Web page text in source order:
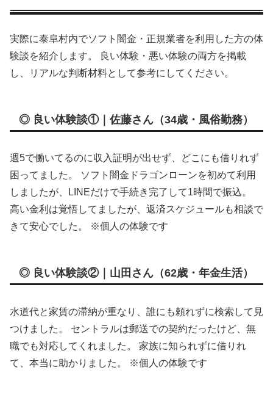
実際に泰阜村内でソフト闇金・正規業者を利用した方の体
験談を紹介します。 良い体験・悪い体験の両方を掲載
し、リアルな判断材料として参考にしてください。
◎ 良い体験談①｜佐藤さん（34歳・風俗勤務）
週5で働いてるのに収入証明が出せず、どこにも借りれず
困ってました。 ソフト闇金ドラゴンローンを初めて利用
しましたが、LINEだけで手続き完了して1時間で振込。
高い金利は覚悟してましたが、返済スケジュールも相談で
きて安心でした。 ※個人の体験です
◎ 良い体験談②｜山田さん（62歳・年金生活）
水道代と家賃の滞納が重なり、誰にも頼れずに検索して見
つけました。 セントラルは郵送での契約だったけど、無
職でも対応してくれました。 家族に知られずに借りれ
て、本当に助かりました。 ※個人の体験です